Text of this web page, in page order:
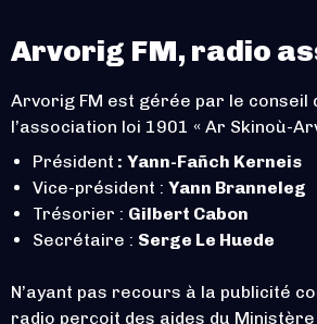
Arvorig FM, radio
Arvorig FM est gérée par le conseil
l’association loi 1901 « Ar Skinoù-
Président : Yann-Fañch Kerneis
Vice-président : Yann Branneleg
Trésorier : Gilbert Cabon
Secrétaire : Serge Le Huede
N’ayant pas recours à la publicité
radio perçoit des aides du